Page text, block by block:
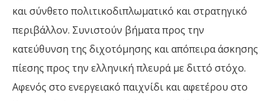
και σύνθετο πολιτικοδιπλωματικό και στρατηγικό
περιβάλλον. Συνιστούν βήματα προς την
κατεύθυνση της διχοτόμησης και απόπειρα άσκησης
πίεσης προς την ελληνική πλευρά με διττό στόχο.
Αφενός στο ενεργειακό παιχνίδι και αφετέρου στο